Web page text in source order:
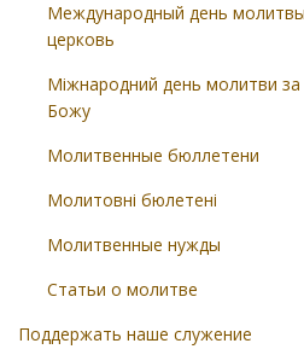
Международный день
церковь
Міжнародний день молитви за
Божу
Молитвенные бюллетени
Молитовні бюлетені
Молитвенные нужды
Статьи о молитве
Поддержать наше служение